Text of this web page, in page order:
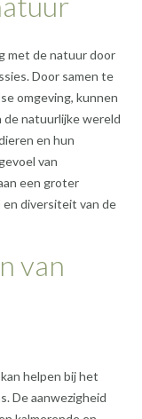
met de natuur door
Door samen te
omgeving, kunnen
de natuurlijke wereld
en hun
van
een groter
diversiteit van de
van
helpen bij het
De aanwezigheid